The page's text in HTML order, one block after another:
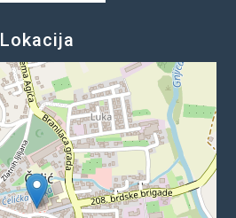
Lokacija